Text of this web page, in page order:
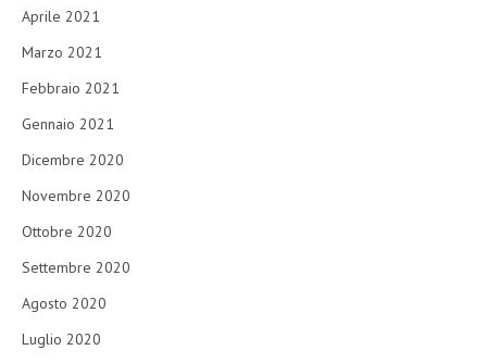
Aprile 2021
Marzo 2021
Febbraio 2021
Gennaio 2021
Dicembre 2020
Novembre 2020
Ottobre 2020
Settembre 2020
Agosto 2020
Luglio 2020